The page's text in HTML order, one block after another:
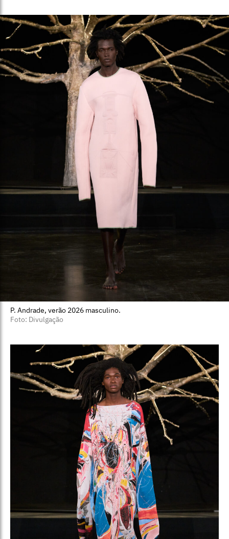
P. Andrade, verão 2026 masculino.
Foto: Divulgação